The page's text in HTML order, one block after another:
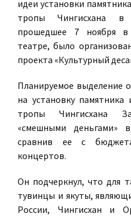
идеи установки
тропы Чингисхана в
прошедшее 7 ноября в
театре, было
проекта «Культурный
Планируемое выделение
на установку памятника
тропы Чингисхана
«смешными деньгами»
сравнив ее с
концертов.
Он подчеркнул, что для
тувинцы и якуты,
России, Чингисхан и